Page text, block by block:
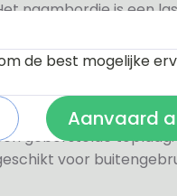
naambordje is een
daarom geschikt voor
perspex
RVS-look
geborstelde
voor
de best mogelijke
Aanvaard